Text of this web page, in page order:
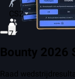
CS2
7
Bounty 2026
Raad